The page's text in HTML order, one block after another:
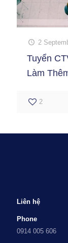
2
Tuyển
Làm
2
Liên hệ
Phone
0914 005 606